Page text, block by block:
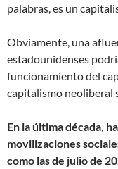
palabras, es un
Obviamente, una
estadounidenses
funcionamiento del
capitalismo neoliberal
En la última década,
movilizaciones
como las de julio de